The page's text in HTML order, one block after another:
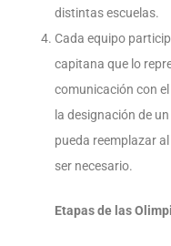
distintas escuelas.
Cada equipo
capitana que lo
comunicación con
la designación de
pueda reemplazar
ser necesario.
Etapas de las